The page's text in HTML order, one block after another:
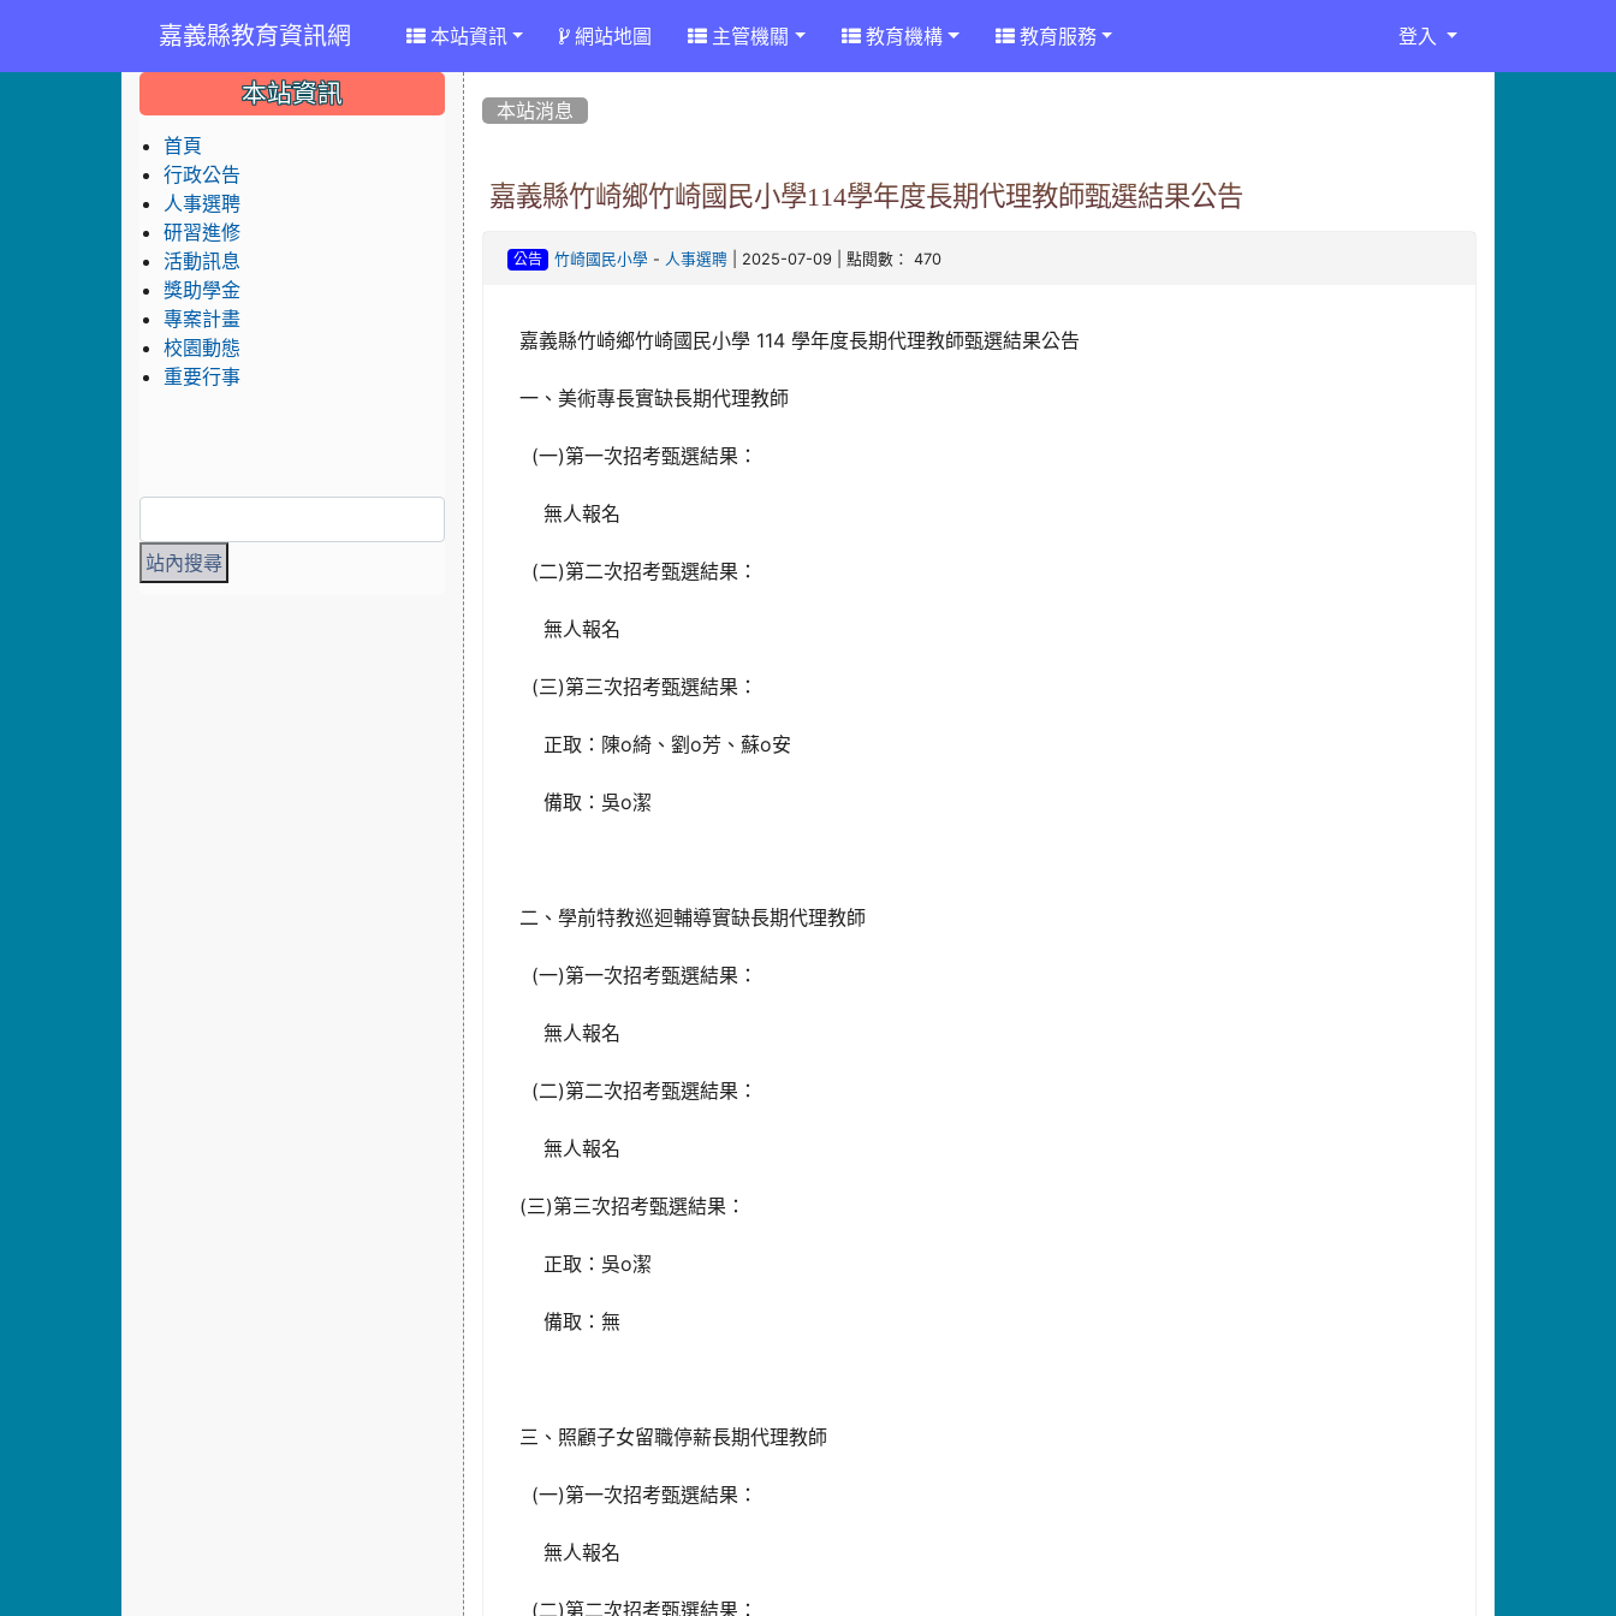
嘉義縣教育資訊網 本站資訊 網站地圖 主管機關 教育機構 教育服務 登入
本站消息
嘉義縣竹崎鄉竹崎國民小學114學年度長期代理教師甄選結果公告
公告 竹崎國民小學 - 人事選聘 | 2025-07-09 | 點閱數： 470
嘉義縣竹崎鄉竹崎國民小學 114 學年度長期代理教師甄選結果公告
一、美術專長實缺長期代理教師
(一)第一次招考甄選結果：
無人報名
(二)第二次招考甄選結果：
無人報名
(三)第三次招考甄選結果：
正取：陳o綺、劉o芳、蘇o安
備取：吳o潔
二、學前特教巡迴輔導實缺長期代理教師
(一)第一次招考甄選結果：
無人報名
(二)第二次招考甄選結果：
無人報名
(三)第三次招考甄選結果：
正取：吳o潔
備取：無
三、照顧子女留職停薪長期代理教師
(一)第一次招考甄選結果：
無人報名
(二)第二次招考甄選結果：
::: 本站資訊
首頁
行政公告
人事選聘
研習進修
活動訊息
獎助學金
專案計畫
校園動態
重要行事